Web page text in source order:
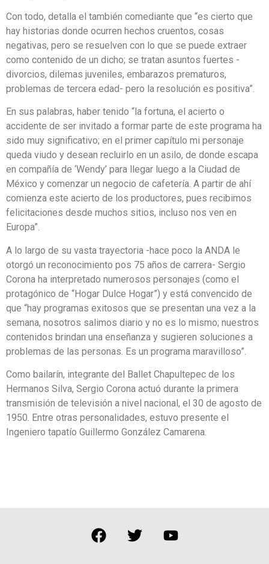
Con todo, detalla el también comediante que “es cierto que
hay historias donde ocurren hechos cruentos, cosas
negativas, pero se resuelven con lo que se puede extraer
como contenido de un dicho; se tratan asuntos fuertes -
divorcios, dilemas juveniles, embarazos prematuros,
problemas de tercera edad- pero la resolución es positiva”.
En sus palabras, haber tenido “la fortuna, el acierto o
accidente de ser invitado a formar parte de este programa ha
sido muy significativo; en el primer capítulo mi personaje
queda viudo y desean recluirlo en un asilo, de donde escapa
en compañía de ‘Wendy’ para llegar luego a la Ciudad de
México y comenzar un negocio de cafetería. A partir de ahí
comienza este acierto de los productores, pues recibimos
felicitaciones desde muchos sitios, incluso nos ven en
Europa”.
A lo largo de su vasta trayectoria -hace poco la ANDA le
otorgó un reconocimiento pos 75 años de carrera- Sergio
Corona ha interpretado numerosos personajes (como el
protagónico de “Hogar Dulce Hogar”) y está convencido de
que “hay programas exitosos que se presentan una vez a la
semana, nosotros salimos diario y no es lo mismo; nuestros
contenidos brindan una enseñanza y sugieren soluciones a
problemas de las personas. Es un programa maravilloso”.
Como bailarín, integrante del Ballet Chapultepec de los
Hermanos Silva, Sergio Corona actuó durante la primera
transmisión de televisión a nivel nacional, el 30 de agosto de
1950. Entre otras personalidades, estuvo presente el
Ingeniero tapatío Guillermo González Camarena.